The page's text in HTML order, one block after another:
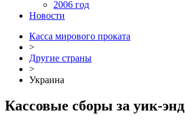
2006 год
Новости
Касса мирового проката
>
Другие страны
>
Украина
Кассовые сборы за уик-энд